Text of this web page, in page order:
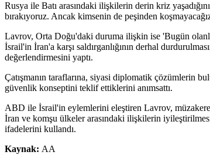
Rusya ile Batı arasındaki ilişkilerin derin kriz
bırakıyoruz. Ancak kimsenin de peşinden
Lavrov, Orta Doğu'daki duruma ilişkin ise 'Bugün
İsrail'in İran'a karşı saldırganlığının derhal
değerlendirmesini yaptı.
Çatışmanın taraflarına, siyasi diplomatik çözümlerin
güvenlik konseptini teklif ettiklerini anımsattı.
ABD ile İsrail'in eylemlerini eleştiren Lavrov,
İran ve komşu ülkeler arasındaki ilişkilerin
ifadelerini kullandı.
Kaynak: AA